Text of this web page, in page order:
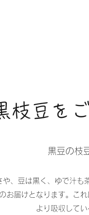
枝豆を
黒豆の枝
や、豆は黒く、ゆで汁も
お届けとなります。こ
より吸収して